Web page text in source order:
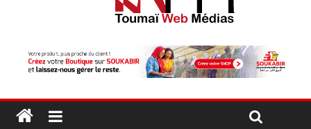
Moyen-Chari : Les nouveaux bacheliers orientés vers leur
Oum-Hadjer : L’ADESC offre des semences certifiées aux
producteurs de cinq villages